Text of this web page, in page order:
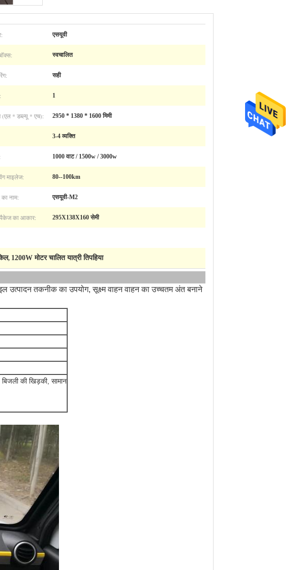
एसयूवी
स्वचालित
सही
1
* डब्ल्यू * एच): 2950 * 1380 * 1600 मिमी
3-4 व्यक्ति
1000 वाट / 1500w / 3000w
माइलेज: 80--100km
का नाम: एसयूवी-M2
का आकार: 295X138X160 सेमी
, 1200W मोटर चालित यात्री तिपहिया
उत्पादन तकनीक का उपयोग, सूक्ष्म वाहन वाहन का उच्चतम अंत बनाने
की खिड़की, सामान